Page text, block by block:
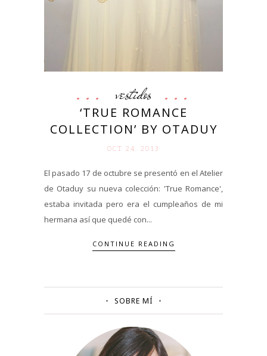
vestidos
‘TRUE ROMANCE
COLLECTION’ BY OTADUY
OCT 24. 2013
El pasado 17 de octubre se presentó en el Atelier
de Otaduy su nueva colección: 'True Romance',
estaba invitada pero era el cumpleaños de mi
hermana así que quedé con...
CONTINUE READING
SOBRE MÍ